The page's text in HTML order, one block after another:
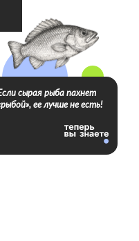
сырая рыба пахнет
ее лучше не есть!